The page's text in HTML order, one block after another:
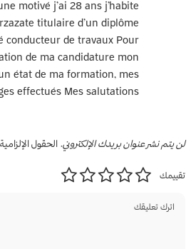
motivé j’ai 28 ans j’habite
titulaire d’un diplôme
conducteur de travaux Pour
de ma candidature mon
état de ma formation, mes
effectués Mes salutations
لن يتم نشر عنوان بريدك الإلكتروني. الحقول
تقييمك